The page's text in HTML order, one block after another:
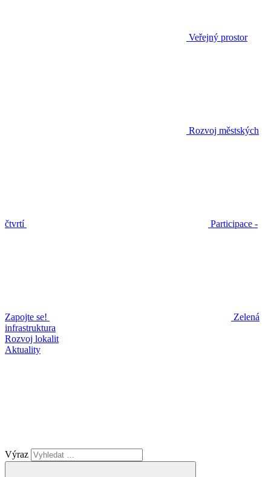
Veřejný prostor
Rozvoj městských
čtvrtí Participace -
Zapojte se!
Zelená
infrastruktura
Rozvoj lokalit
Aktuality
Výraz